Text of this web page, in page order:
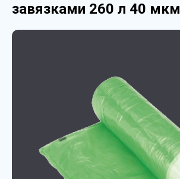
завязками 260 л 40 мкм